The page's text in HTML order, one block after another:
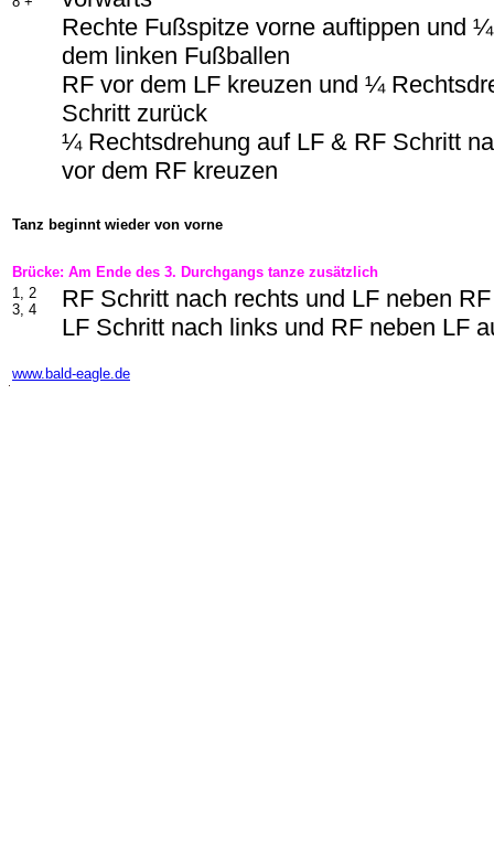
Rechte Fußspitze vorne auftippen und
dem linken Fußballen
RF vor dem LF kreuzen und ¼
Schritt zurück
¼ Rechtsdrehung auf LF & RF Schritt
vor dem RF kreuzen
Tanz beginnt wieder von vorne
Brücke: Am Ende des 3. Durchgangs tanze zusätzlich
1, 2
3, 4
RF Schritt nach rechts und LF neben
LF Schritt nach links und RF neben LF
www.bald-eagle.de